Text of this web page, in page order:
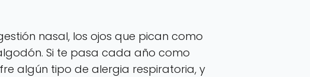
nasal, los ojos que pican como
Si te pasa cada año como
algún tipo de alergia respiratoria, y